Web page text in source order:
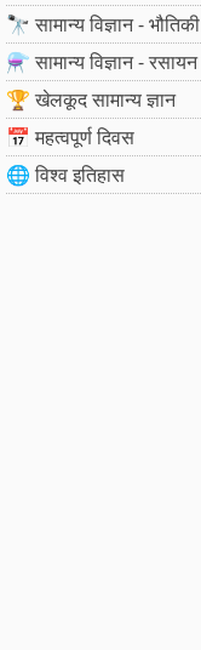
🔭 सामान्य विज्ञान - भौतिकी
⚗️ सामान्य विज्ञान - रसायन
🏆 खेलकूद सामान्य ज्ञान
📅 महत्वपूर्ण दिवस
🌐 विश्व इतिहास